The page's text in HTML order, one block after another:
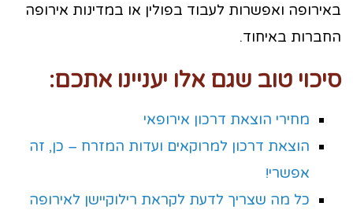
באירופה ואפשרות לעבוד בפולין או במדינות אירופה
החברות באיחוד.
סיכוי טוב שגם אלו יעניינו אתכם:
מחירי הוצאת דרכון אירופאי
הוצאת דרכון למרוקאים ועדות המזרח – כן, זה
אפשרי!
כל מה שצריך לדעת לקראת רילוקיישן לאירופה